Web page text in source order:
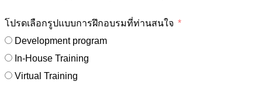
โปรดเลือกรูปแบบการฝึกอบรมที่ท่านสนใจ
Development program
In-House Training
Virtual Training